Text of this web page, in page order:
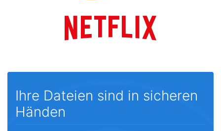
Ihre Dateien sind in sicheren
Händen